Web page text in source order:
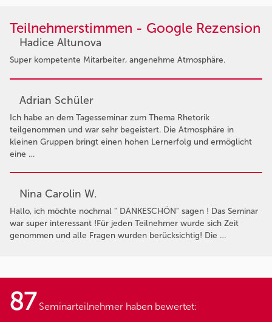
Teilnehmerstimmen - Google Rezension
Hadice Altunova
Super kompetente Mitarbeiter, angenehme Atmosphäre.
Adrian Schüler
Ich habe an dem Tagesseminar zum Thema Rhetorik
teilgenommen und war sehr begeistert. Die Atmosphäre in
kleinen Gruppen bringt einen hohen Lernerfolg und ermöglicht
eine …
Nina Carolin W.
Hallo, ich möchte nochmal " DANKESCHÖN" sagen ! Das Seminar
war super interessant !Für jeden Teilnehmer wurde sich Zeit
genommen und alle Fragen wurden berücksichtig! Die …
87 Seminarteilnehmer haben bewertet: